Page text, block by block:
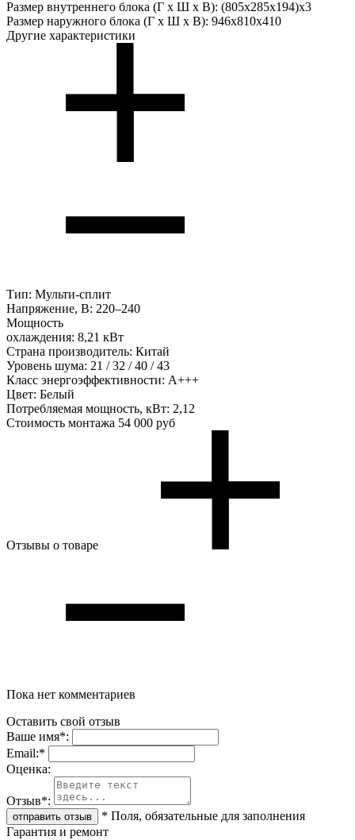
Размер внутреннего блока (Г х Ш х В): (805x285x194)x3
Размер наружного блока (Г х Ш х В): 946x810x410
Другие характеристики
Тип: Мульти-сплит
Напряжение, В: 220–240
Мощность
охлаждения: 8,21 кВт
Страна производитель: Китай
Уровень шума: 21 / 32 / 40 / 43
Класс энергоэффективности: А+++
Цвет: Белый
Потребляемая мощность, кВт: 2,12
Стоимость монтажа 54 000 руб
Отзывы о товаре
Пока нет комментариев
Оставить свой отзыв
Ваше имя*:
Email:*
Oценка:
Отзыв*:
* Поля, обязательные для заполнения
Гарантия и ремонт